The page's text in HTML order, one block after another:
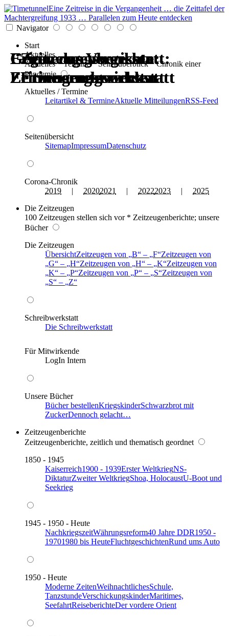
Eine Zeitreise in die Vergangenheit … die Zeittafel der
Machtergreifung 1933 … Parallelen zum Heute entdecken
Navigator
Start
Aktuelles
Aktuelles * Termine * Seitenüberblick * Chronik einer
Pandemie
Aktuelles / Termine
Leitartikel & TermineAktuelle MitteilungenRSS-Feed
Seitenübersicht
SitemapImpressumDatenschutz
Corona-Chronik
2019 | 20202021 | 20222023 | 2025
Die Zeitzeugen
100 Zeitzeugen stellen sich vor * Zeitzeugenberichte; unsere
Bücher
Die Zeitzeugen
ÜbersichtZeitzeugen von B – F Zeitzeugen von
G
– H Zeitzeugen von H – K Zeitzeugen von
K
– P Zeitzeugen von P – S Zeitzeugen von
S
– Z
Schreibwerkstatt
Die Schreibwerkstatt
Für Mitwirkende
LogIn Intern
Unsere Bücher
Bücher bestellenKriegskinderSchwarzbrot mit
ZuckerDennoch gelacht…
Zeitzeugenberichte
Zeitzeugenberichte, zeitlich und thematisch geordnet
1850 - 1945
Kaiserreich1900 - 1939Erster WeltkriegNS-
DiktaturZweiter WeltkriegShoa, HolocaustU-Boot und
Seekrieg
1945 - 1950 - Heute
NachkriegszeitWährungsreform40 Jahre DDR1950 -
19701980 bis HeuteFluchtgeschichtenRund ums Auto
1950 - Heute
Moderne ZeitenWeihnachtlichesSchule,
TanzstundeVerschickungskinderMaritimes,
SeefahrtReiseberichteDer vordere Orient
Erinnerungswerkstatt:
Zeitzeugen berichten
Zeitzeugenberichte:
Erinnerungswerkstatt
Gegen das Vergessen:
Erinnerungswerkstatt
Erinnerungswerkstatt:
Zeitzeugen berichten
Zeitzeugenberichte:
Erinnerungswerkstatt
Gegen das Vergessen:
Erinnerungswerkstatt